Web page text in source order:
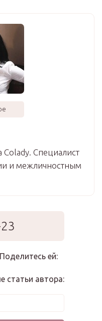
Colady. Специалист
и межличностным
ей:
статьи автора: